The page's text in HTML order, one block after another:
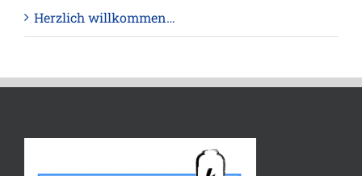
Herzlich willkommen…